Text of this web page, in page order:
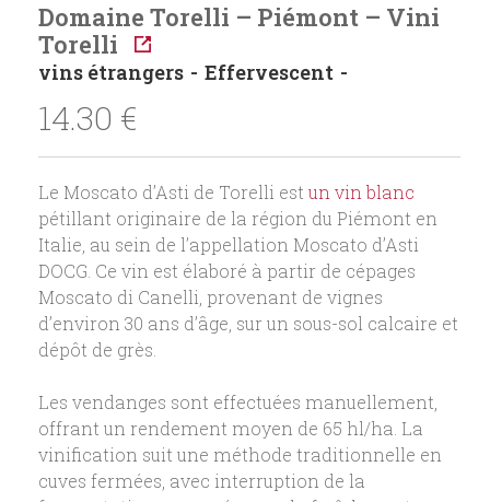
Domaine Torelli – Piémont – Vini
Torelli
vins étrangers Effervescent
14.30 €
Le Moscato d’Asti de Torelli est un vin blanc
pétillant originaire de la région du Piémont en
Italie, au sein de l’appellation Moscato d’Asti
DOCG. Ce vin est élaboré à partir de cépages
Moscato di Canelli, provenant de vignes
d’environ 30 ans d’âge, sur un sous-sol calcaire et
dépôt de grès.
Les vendanges sont effectuées manuellement,
offrant un rendement moyen de 65 hl/ha. La
vinification suit une méthode traditionnelle en
cuves fermées, avec interruption de la